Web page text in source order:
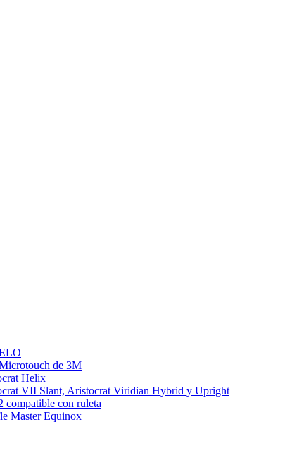
de 3M
Helix
VII Slant, Aristocrat Viridian Hybrid y Upright
compatible con ruleta
Master Equinox